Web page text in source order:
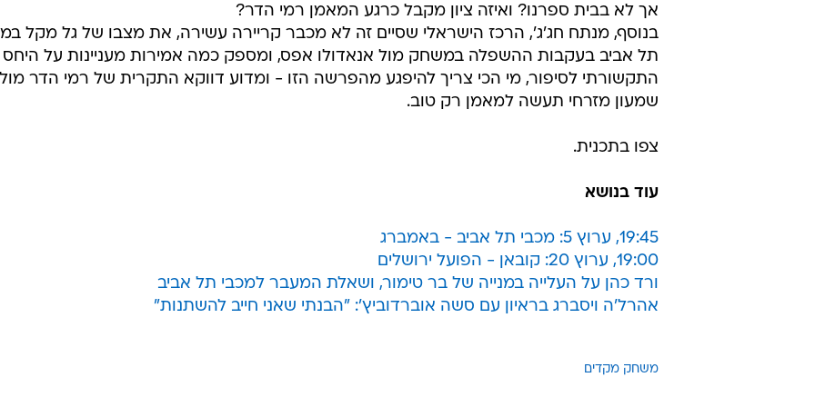
אך לא בבית ספרנו? ואיזה ציון מקבל כרגע המאמן רמי הדר?
בנוסף, מנתח חג'ג', הרכז הישראלי שסיים זה לא מכבר קריירה עשירה, את מצבו של גל מקל
תל אביב בעקבות ההשפלה במשחק מול אנאדולו אפס, ומספק כמה אמירות מעניינות על היחס
התקשורתי לסיפור, מי הכי צריך להיפגע מהפרשה הזו - ומדוע דווקא התקרית של רמי הדר מול
שמעון מזרחי תעשה למאמן רק טוב.
צפו בתכנית.
עוד בנושא
19:45, ערוץ 5: מכבי תל אביב - באמברג
19:00, ערוץ 20: קובאן - הפועל ירושלים
ורד כהן על העלייה במנייה של בר טימור, ושאלת המעבר למכבי תל אביב
אהרל'ה ויסברג בראיון עם סשה אוברדוביץ': "הבנתי שאני חייב להשתנות"
משחק מקדים